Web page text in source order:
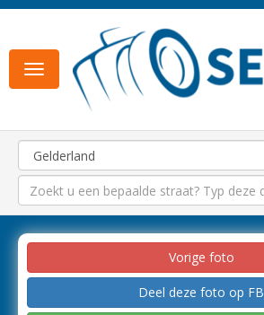
Toggle
navigation
Vorige foto
Deel deze foto op FB